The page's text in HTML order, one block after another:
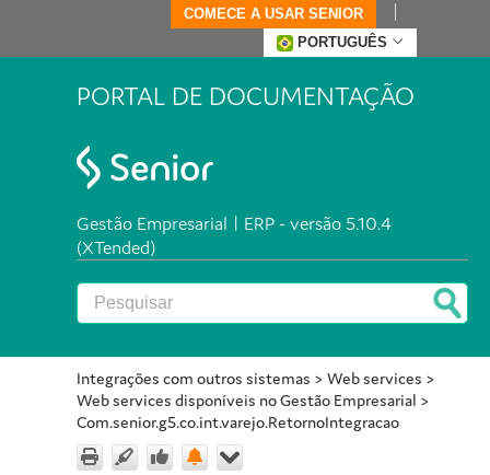
COMECE A USAR SENIOR
PORTUGUÊS
PORTAL DE DOCUMENTAÇÃO
Gestão Empresarial | ERP - versão 5.10.4
(XTended)
Integrações com outros sistemas > Web services >
Web services disponíveis no Gestão Empresarial >
Com.senior.g5.co.int.varejo.RetornoIntegracao